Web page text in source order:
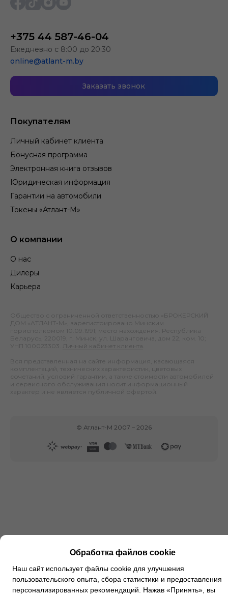
Покупателям
Личный кабинет клиента
Бонусная программа
Электронная книга отзывов
Юридическая информация
Гарантии на автомобили
Токены «Атлант-М»
О компании
О нас
Дилеры
Карьера
+375 44 587-46-04
Ежедневно с 8:00 до 20:30
online@atlant-m.by
Заказать звонок
Общество с ограниченной ответственностью «БРОКЕРСКИЙ
ДОМ «АТЛАНТ-М», зарегистрировано Минским
горисполкомом 10.09.1991; место нахождения: Республика
Беларусь, 220019, г. Минск, ул. Шаранговича, дом 22, ком. 10;
УНП 100023303.
Личный кабинет клиента
Вся представленная на сайте информация, касающаяся
комплектаций, технических характеристик, цветовых
сочетаний, условий гарантии, а также стоимости автомобилей
и сервисного обслуживания носит информационный
характер и не является публичной офертой.
© Атлант-М 2007 – 2026
Обработка файлов cookie
Наш сайт использует файлы cookie для улучшения
пользовательского опыта, сбора статистики и предоставления
персонализированных рекомендаций. Нажав «Принять», вы